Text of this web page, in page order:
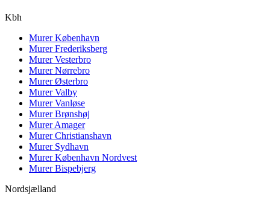
Kbh
MurerKøbenhavn
MurerFrederiksberg
MurerVesterbro
MurerNørrebro
MurerØsterbro
MurerValby
MurerVanløse
MurerBrønshøj
MurerAmager
MurerChristianshavn
Murer Sydhavn
MurerKøbenhavn Nordvest
MurerBispebjerg
Nordsjælland